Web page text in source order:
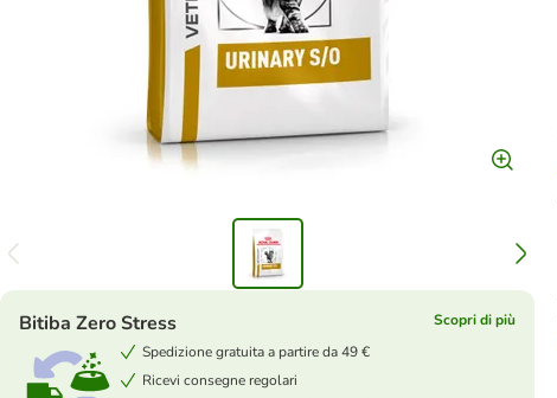
Bitiba Zero Stress
Scopri di più
Spedizione gratuita a partire da 49 €
Ricevi consegne regolari